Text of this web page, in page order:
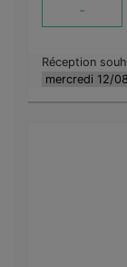
-
Réception